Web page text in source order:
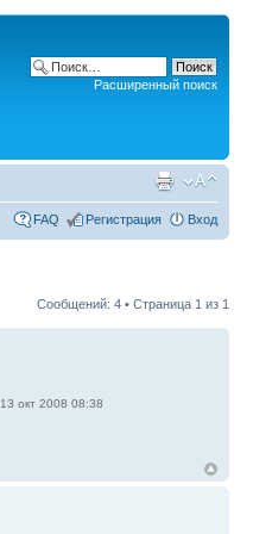
Расширенный поиск
FAQ Регистрация Вход
Сообщений: 4 • Страница 1 из 1
13 окт 2008 08:38